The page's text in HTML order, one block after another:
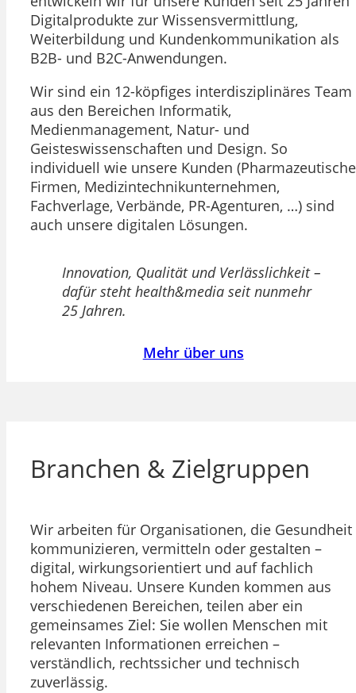
Digitalprodukte zur Wissensvermittlung,
Weiterbildung und Kundenkommunikation als
B2B- und B2C-Anwendungen.
Wir sind ein 12-köpfiges interdisziplinäres Team
aus den Bereichen Informatik,
Medienmanagement, Natur- und
Geisteswissenschaften und Design. So
individuell wie unsere Kunden (Pharmazeutische
Firmen, Medizintechnikunternehmen,
Fachverlage, Verbände, PR-Agenturen, …) sind
auch unsere digitalen Lösungen.
Innovation, Qualität und Verlässlichkeit –
dafür steht health&media seit nunmehr
25 Jahren.
Mehr über uns
Branchen & Zielgruppen
Wir arbeiten für Organisationen, die Gesundheit
kommunizieren, vermitteln oder gestalten –
digital, wirkungsorientiert und auf fachlich
hohem Niveau. Unsere Kunden kommen aus
verschiedenen Bereichen, teilen aber ein
gemeinsames Ziel: Sie wollen Menschen mit
relevanten Informationen erreichen –
verständlich, rechtssicher und technisch
zuverlässig.